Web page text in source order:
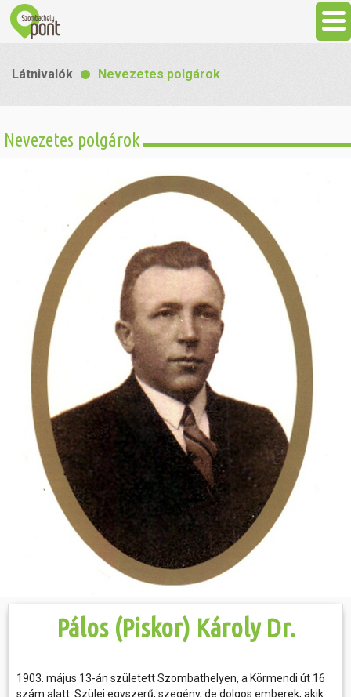
Látnivalók
Gasztronómia
Szállás
Sport
Szabadidő
Hasznos
Látnivalók Nevezetes polgárok
Nevezetes polgárok
Pálos (Piskor) Károly Dr.
1903. május 13-án született Szombathelyen, a Körmendi út 16
szám alatt. Szülei egyszerű, szegény, de dolgos emberek, akik